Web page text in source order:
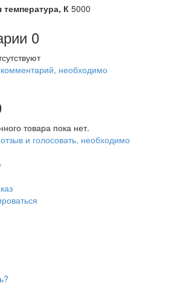
температура, К 5000
0
необходимо
товара пока нет.
и голосовать, необходимо